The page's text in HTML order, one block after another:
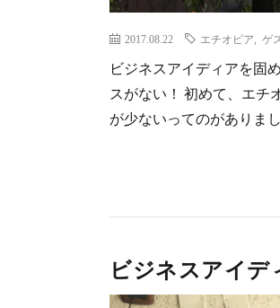
2017.08.22 エチオピア ゲ
ビジネスアイディアを固
スがない！ 初めて、エチ
が少ないってのがありま
ビジネスアイ